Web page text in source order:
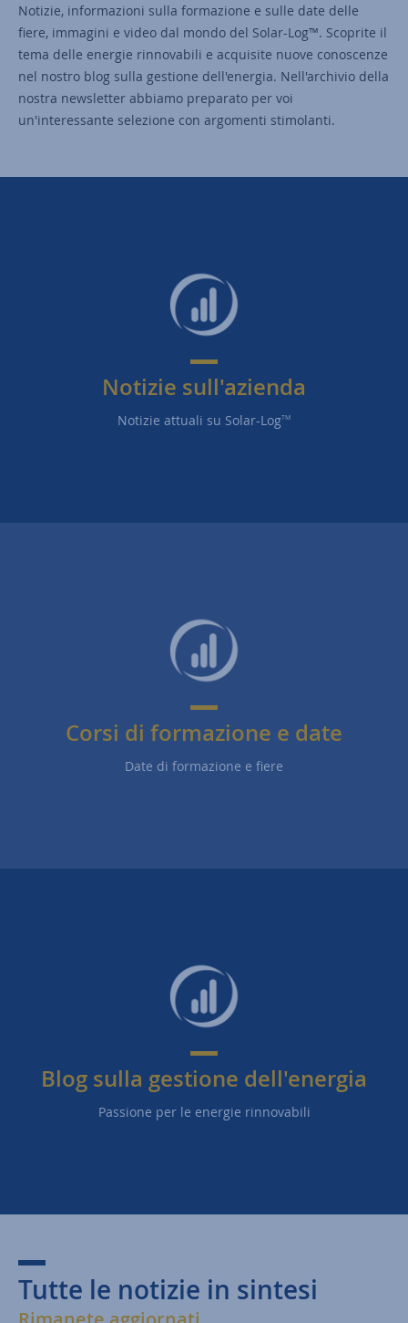
Notizie, informazioni sulla formazione e sulle date delle
fiere, immagini e video dal mondo del Solar-Log™. Scoprite il
tema delle energie rinnovabili e acquisite nuove conoscenze
nel nostro blog sulla gestione dell'energia. Nell'archivio della
nostra newsletter abbiamo preparato per voi
un'interessante selezione con argomenti stimolanti.
Notizie sull'azienda
Notizie attuali su Solar-LogTM
Corsi di formazione e date
Date di formazione e fiere
Blog sulla gestione dell'energia
Passione per le energie rinnovabili
Tutte le notizie in sintesi